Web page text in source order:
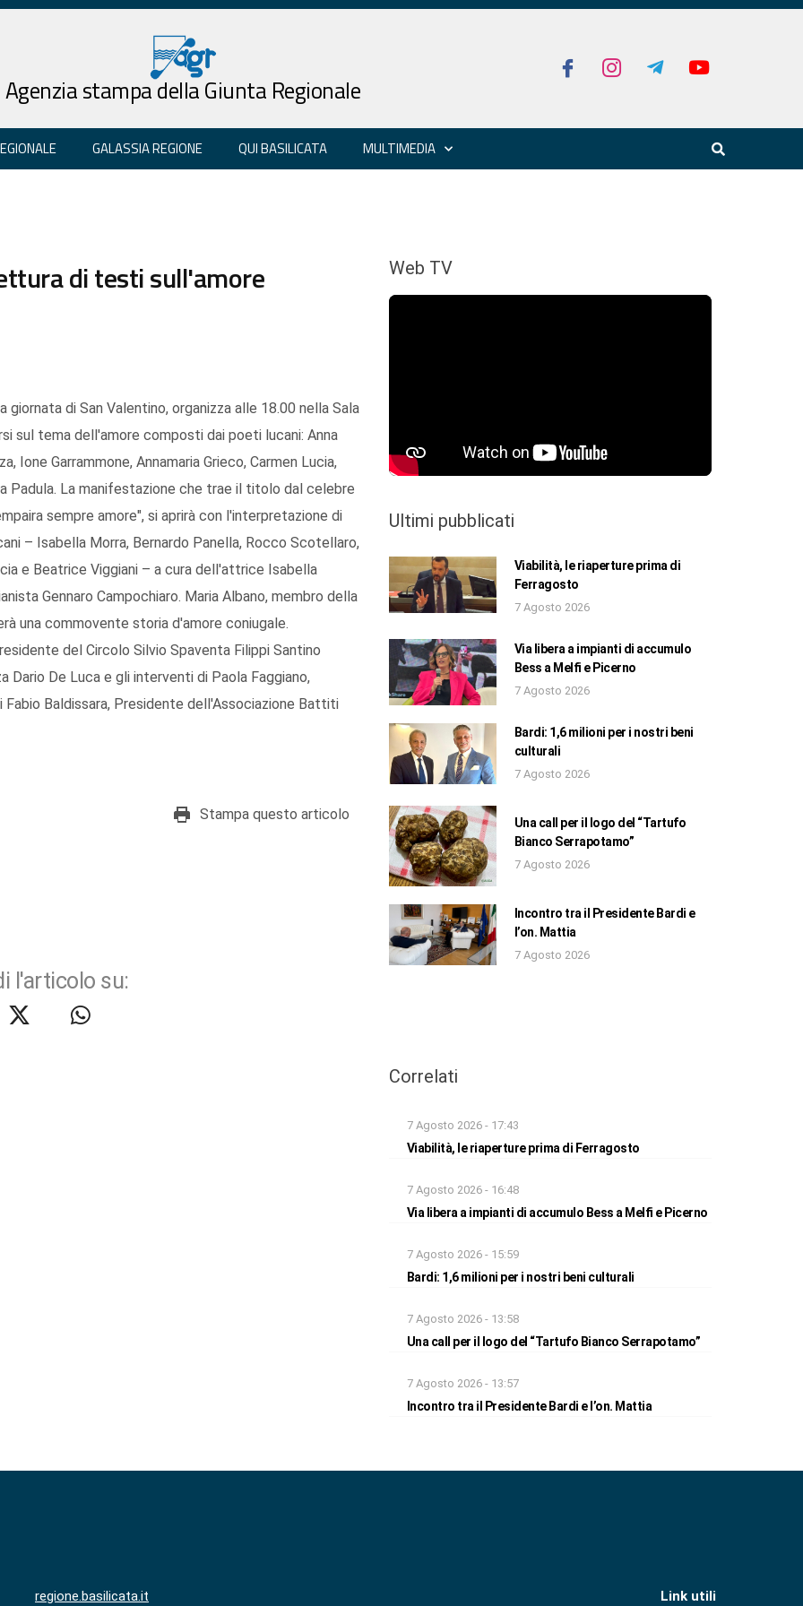
Agenzia stampa della Giunta Regionale
GALASSIA REGIONE QUI BASILICATA MULTIMEDIA
di testi sull'amore
di San Valentino, organizza alle 18.00 nella Sala
sul tema dell'amore composti dai poeti lucani: Anna
Ione Garrammone, Annamaria Grieco, Carmen Lucia,
Padula. La manifestazione che trae il titolo dal celebre
sempre amore", si aprirà con l'interpretazione di
– Isabella Morra, Bernardo Panella, Rocco Scotellaro,
e Beatrice Viggiani – a cura dell'attrice Isabella
Gennaro Campochiaro. Maria Albano, membro della
una commovente storia d'amore coniugale.
del Circolo Silvio Spaventa Filippi Santino
Dario De Luca e gli interventi di Paola Faggiano,
Baldissara, Presidente dell'Associazione Battiti
Stampa questo articolo
l'articolo su:
Web TV
Ultimi pubblicati
Viabilità, le riaperture prima di
Ferragosto
7 Agosto 2026
Via libera a impianti di accumulo
Bess a Melfi e Picerno
7 Agosto 2026
Bardi: 1,6 milioni per i nostri beni
culturali
7 Agosto 2026
Una call per il logo del “Tartufo
Bianco Serrapotamo”
7 Agosto 2026
Incontro tra il Presidente Bardi e
l’on. Mattia
7 Agosto 2026
Correlati
7 Agosto 2026 - 17:43
Viabilità, le riaperture prima di Ferragosto
7 Agosto 2026 - 16:48
Via libera a impianti di accumulo Bess a Melfi e Picerno
7 Agosto 2026 - 15:59
Bardi: 1,6 milioni per i nostri beni culturali
7 Agosto 2026 - 13:58
Una call per il logo del “Tartufo Bianco Serrapotamo”
7 Agosto 2026 - 13:57
Incontro tra il Presidente Bardi e l’on. Mattia
regione.basilicata.it Link utili